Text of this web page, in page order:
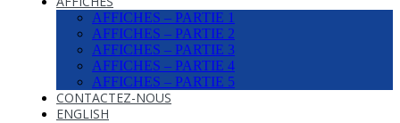
AFFICHES – PARTIE 1
AFFICHES – PARTIE 2
AFFICHES – PARTIE 3
AFFICHES – PARTIE 4
AFFICHES – PARTIE 5
CONTACTEZ-NOUS
ENGLISH